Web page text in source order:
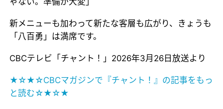
新メニューも加わって新たな客層も広がり、きょうも
「八百勇」は満席です。
CBCテレビ「チャント！」2026年3月26日放送より
★☆★☆CBCマガジンで『チャント！』の記事をもっ
と読む☆★☆★